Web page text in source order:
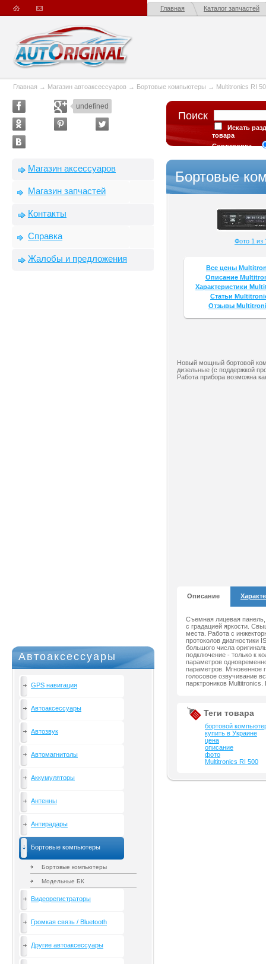
Главная Каталог запчастей
Главная → Магазин автоаксессуаров → Бортовые компьютеры → Multitronics RI
undefined
Магазин аксессуаров
Магазин запчастей
Контакты
Справка
Жалобы и предложения
Автоаксессуары
GPS навигация
Автоаксессуары
Автозвук
Автомагнитолы
Аккумуляторы
Антенны
Антирадары
Бортовые компьютеры
Бортовые компьютеры
Модельные БК
Видеорегистраторы
Громкая связь / Bluetooth
Другие автоаксессуары
Поиск
Искать
товара
Сортировка
Бортовые
Фото 1 из
Все цены
Описание
Характеристики
Статьи
Отзывы
Новый мощный бортовой
дизельные (с поддержкой
Работа прибора возможна
Описание
Съемная лицевая
с градацией яркости.
места. Работа с
протоколов диагностики
большого числа
подключение - только к
параметров
параметров. Мгновенное
голосовое озвучивание
парктроников
Теги товара
бортовой
купить в Украине
цена
описание
фото
Multitronics RI 500